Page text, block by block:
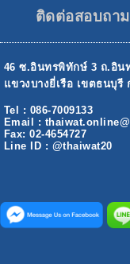
ติดต่อสอบถาม
46 ซ.อินทรพิทักษ์ 3 ถ.อิน
แขวงบางยี่เรือ เขตธนบุรี
Tel : 086-7009133
Email :
Fax: 02-4654727
Line ID : @thaiwat20